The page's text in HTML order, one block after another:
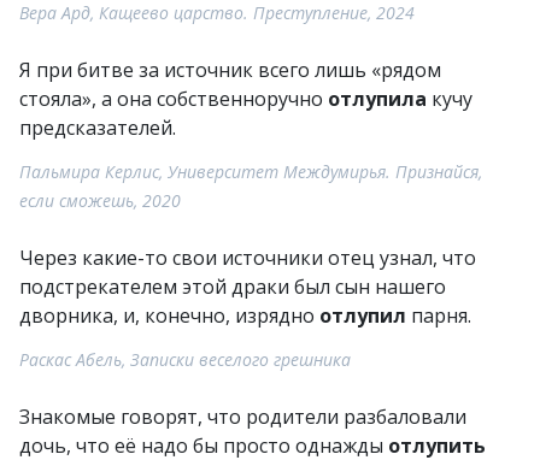
Вера Ард, Кащеево царство. Преступление, 2024
Я при битве за источник всего лишь «рядом
стояла», а она собственноручно отлупила кучу
предсказателей.
Пальмира Керлис, Университет Междумирья. Признайся,
если сможешь, 2020
Через какие-то свои источники отец узнал, что
подстрекателем этой драки был сын нашего
дворника, и, конечно, изрядно отлупил парня.
Раскас Абель, Записки веселого грешника
Знакомые говорят, что родители разбаловали
дочь, что её надо бы просто однажды отлупить